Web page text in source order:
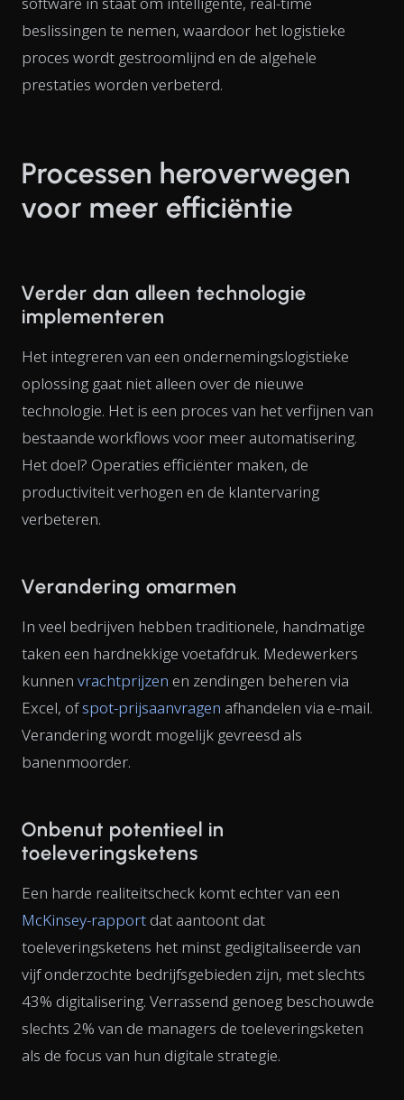
beslissingen te nemen, waardoor het logistieke
proces wordt gestroomlijnd en de algehele
prestaties worden verbeterd.
Processen heroverwegen
voor meer efficiëntie
Verder dan alleen technologie
implementeren
Het integreren van een ondernemingslogistieke
oplossing gaat niet alleen over de nieuwe
technologie. Het is een proces van het verfijnen van
bestaande workflows voor meer automatisering.
Het doel? Operaties efficiënter maken, de
productiviteit verhogen en de klantervaring
verbeteren.
Verandering omarmen
In veel bedrijven hebben traditionele, handmatige
taken een hardnekkige voetafdruk. Medewerkers
kunnen vrachtprijzen en zendingen beheren via
Excel, ofspot-prijsaanvragen afhandelen via e-mail.
Verandering wordt mogelijk gevreesd als
banenmoorder.
Onbenut potentieel in
toeleveringsketens
Een harde realiteitscheck komt echter van een
McKinsey-rapport dat aantoont dat
toeleveringsketens het minst gedigitaliseerde van
vijf onderzochte bedrijfsgebieden zijn, met slechts
43% digitalisering. Verrassend genoeg beschouwde
slechts 2% van de managers de toeleveringsketen
als de focus van hun digitale strategie.